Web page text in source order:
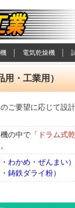
燥機の黒田
電気乾燥機
用・工業用）
ご要望に応じて設
の中で「 ドラム式
わかめ・ぜんまい）
鋳鉄ダライ粉）